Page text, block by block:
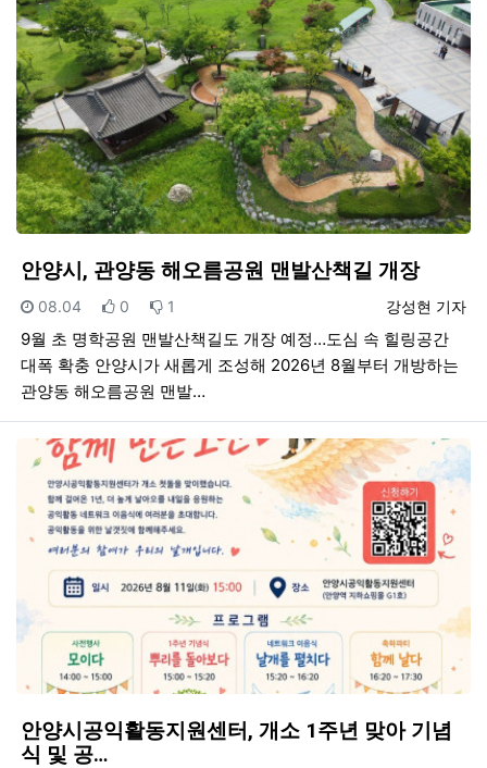
안양시, 관양동 해오름공원 맨발산책길 개장
등록자
강성현 기자
등록일
08.04 추천
0 비추천
1
9월 초 명학공원 맨발산책길도 개장 예정…도심 속 힐링공간
대폭 확충 안양시가 새롭게 조성해 2026년 8월부터 개방하는
관양동 해오름공원 맨발…
안양시공익활동지원센터, 개소 1주년 맞아 기념
식 및 공…